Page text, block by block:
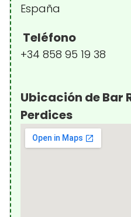
España
Teléfono
+34 858 95 19 38
Ubicación de Bar
Perdices